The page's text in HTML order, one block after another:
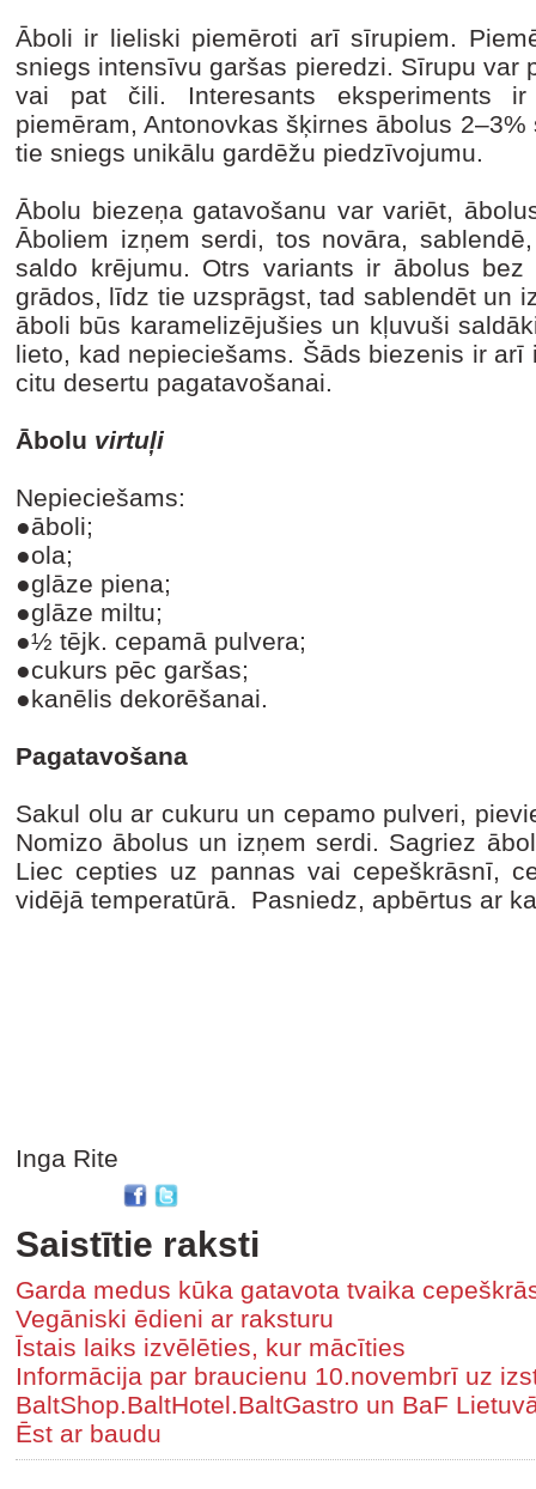
Āboli ir lieliski piemēroti arī sīrupiem.
sniegs intensīvu garšas pieredzi. Sīrupu var
vai pat čili. Interesants eksperiments
piemēram, Antonovkas šķirnes ābolus
tie sniegs unikālu gardēžu piedzīvojumu.
Ābolu biezeņa gatavošanu var variēt,
Āboliem izņem serdi, tos novāra,
saldo krējumu. Otrs variants ir ābolus
grādos, līdz tie uzsprāgst, tad sablendēt un
āboli būs karamelizējušies un kļuvuši
lieto, kad nepieciešams. Šāds biezenis ir
citu desertu pagatavošanai.
Ābolu virtuļi
Nepieciešams:
●āboli;
●ola;
●glāze piena;
●glāze miltu;
●½ tējk. cepamā pulvera;
●cukurs pēc garšas;
●kanēlis dekorēšanai.
Pagatavošana
Sakul olu ar cukuru un cepamo pulveri,
Nomizo ābolus un izņem serdi. Sagriez
Liec cepties uz pannas vai cepeškrāsnī,
vidējā temperatūrā. Pasniedz, apbērtus ar
Inga Rite
Saistītie raksti
Garda medus kūka gatavota tvaika
Vegāniski ēdieni ar raksturu
Īstais laiks izvēlēties, kur mācīties
Informācija par braucienu 10.novembrī uz
BaltShop.BaltHotel.BaltGastro un BaF
Ēst ar baudu